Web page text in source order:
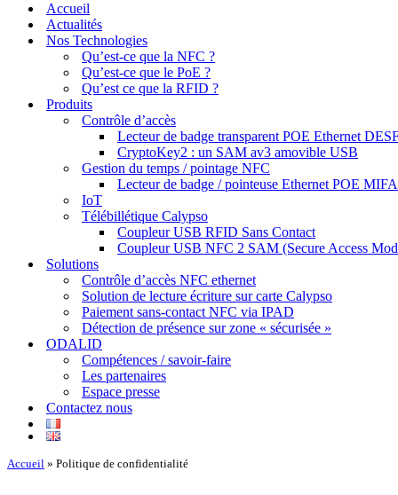
navigationAccueil
Actualités
Nos Technologies
Qu’est-ce que la NFC ?
Qu’est-ce que le PoE ?
Qu’est ce que la RFID ?
Produits
Contrôle d’accès
Lecteur de badge transparent POE Ethernet
CryptoKey2 : un SAM av3 amovible USB
Gestion du temps / pointage NFC
Lecteur de badge / pointeuse Ethernet POE
IoT
Télébillétique Calypso
Coupleur USB RFID Sans Contact
Coupleur USB NFC 2 SAM (Secure Access
Solutions
Contrôle d’accès NFC ethernet
Solution de lecture écriture sur carte Calypso
Paiement sans-contact NFC via IPAD
Détection de présence sur zone « sécurisée »
ODALID
Compétences / savoir-faire
Les partenaires
Espace presse
Contactez nous
Accueil » Politique de confidentialité